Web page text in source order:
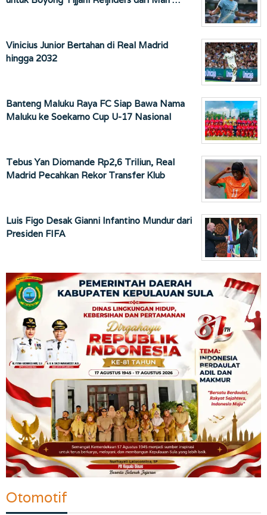
Vinicius Junior Bertahan di Real Madrid
hingga 2032
Banteng Maluku Raya FC Siap Bawa Nama
Maluku ke Soekarno Cup U-17 Nasional
Tebus Yan Diomande Rp2,6 Triliun, Real
Madrid Pecahkan Rekor Transfer Klub
Luis Figo Desak Gianni Infantino Mundur dari
Presiden FIFA
Otomotif